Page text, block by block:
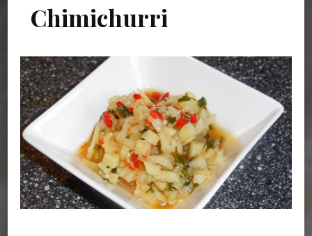
Chimichurri